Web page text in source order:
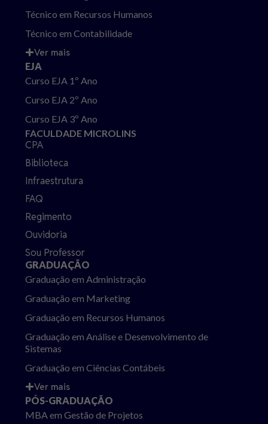
Técnico em Recursos Humanos
Técnico em Contabilidade
Ver mais
EJA
Curso EJA 1º Ano
Curso EJA 2º Ano
Curso EJA 3º Ano
FACULDADE MICROLINS
CPA
Biblioteca
Infraestrutura
FAQ
Regimento
Ouvidoria
Sou Professor
GRADUAÇÃO
Graduação em Administração
Graduação em Marketing
Graduação em Recursos Humanos
Graduação em Análise e Desenvolvimento de
Sistemas
Graduação em Ciências Contábeis
Ver mais
PÓS-GRADUAÇÃO
MBA em Gestão de Projetos